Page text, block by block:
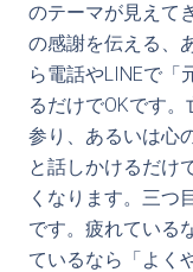
のテーマが見えて
の感謝を伝える、
ら電話やLINEで「
るだけでOKです
参り、あるいは心
と話しかけるだけ
くなります。三つ
です。疲れている
ているなら「よく